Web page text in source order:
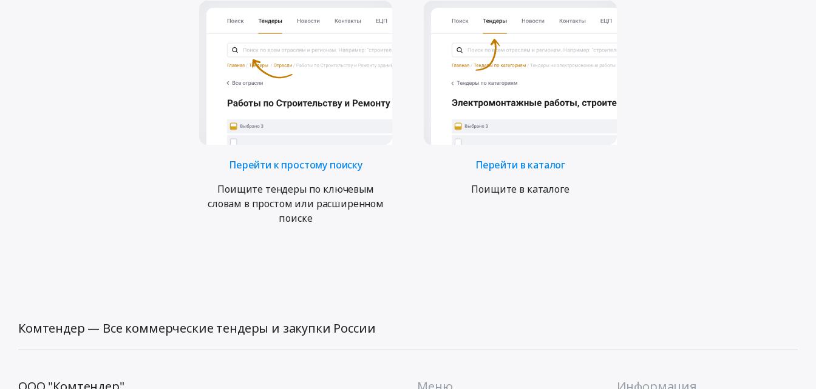
Перейти к простому поиску
Поищите тендеры по ключевым
словам в простом или расширенном
поиске
Перейти в каталог
Поищите в каталоге
Комтендер — Все коммерческие тендеры и закупки России